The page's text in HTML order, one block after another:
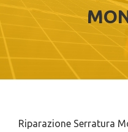
Riparazione Serratura